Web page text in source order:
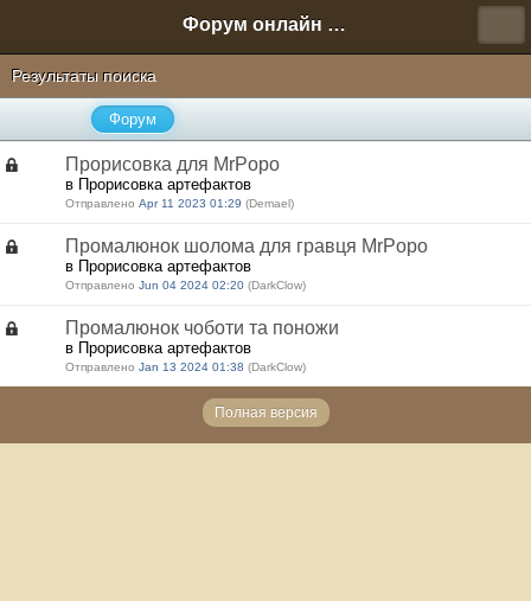
Форум онлайн игры "Новая Эра" (Нюра Биз)
Результаты поиска
Форум
Прорисовка для MrPopo
в Прорисовка артефактов
Отправлено Apr 11 2023 01:29 (Demael)
Промалюнок шолома для гравця MrPopo
в Прорисовка артефактов
Отправлено Jun 04 2024 02:20 (DarkClow)
Промалюнок чоботи та поножи
в Прорисовка артефактов
Отправлено Jan 13 2024 01:38 (DarkClow)
Полная версия